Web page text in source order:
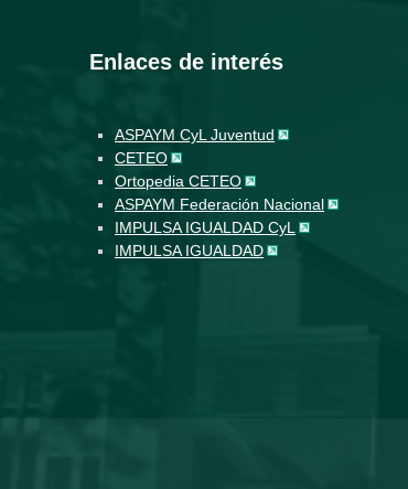
Enlaces de interés
ASPAYM CyL Juventud
CETEO
Ortopedia CETEO
ASPAYM Federación Nacional
IMPULSA IGUALDAD CyL
IMPULSA IGUALDAD